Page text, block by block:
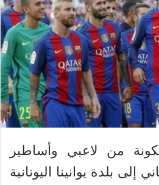
من لاعبي وأساطير
إلى بلدة يوانينا اليونانية